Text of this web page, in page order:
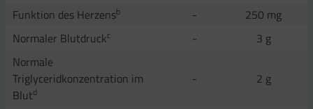
Funktion des Herzensb -
250 mg
Normaler Blutdruckc -
3 g
Normale
Triglyceridkonzentration im
Blutd
- 2 g